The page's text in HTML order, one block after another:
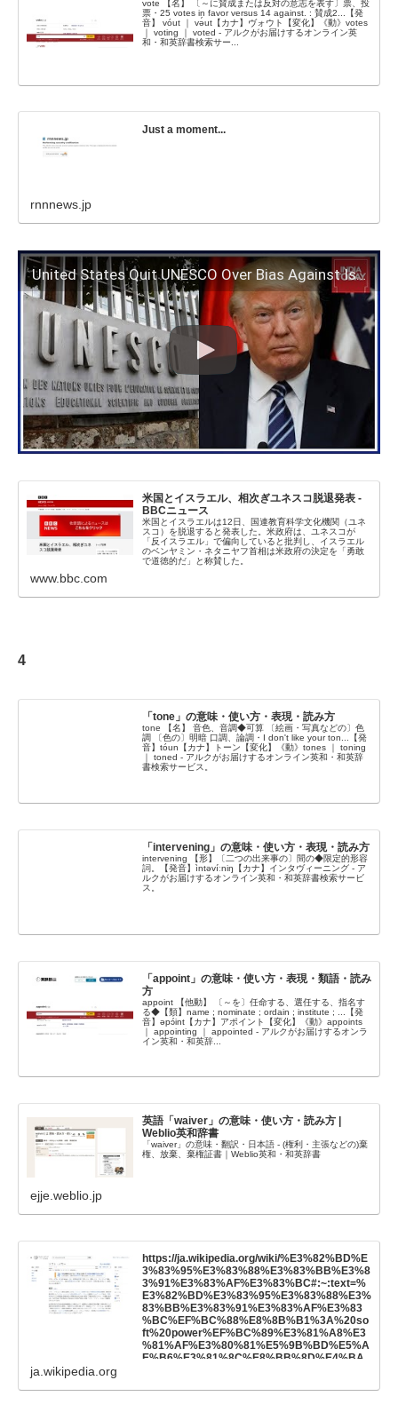
vote 【名】 〔～に賛成または反対の意志を表す〕票、投
票・25 votes in favor versus 14 against. : 賛成2...【発
音】 vóut ｜ və́ut【カナ】ヴォウト【変化】《動》votes
｜ voting ｜ voted - アルクがお届けするオンライン英
和・和英辞書検索サー...
Just a moment...
rnnnews.jp
United States Quit UNESCO Over Bias Against Israel
米国とイスラエル、相次ぎユネスコ脱退発表 -
BBCニュース
米国とイスラエルは12日、国連教育科学文化機関（ユネ
スコ）を脱退すると発表した。米政府は、ユネスコが
「反イスラエル」で偏向していると批判し、イスラエル
のベンヤミン・ネタニヤフ首相は米政府の決定を「勇敢
で道徳的だ」と称賛した。
www.bbc.com
4
「tone」の意味・使い方・表現・読み方
tone 【名】 音色、音調◆可算 〔絵画・写真などの〕色
調 〔色の〕明暗 口調、論調・I don't like your ton...【発
音】tóun【カナ】トーン【変化】《動》tones ｜ toning
｜ toned - アルクがお届けするオンライン英和・和英辞
書検索サービス。
「intervening」の意味・使い方・表現・読み方
intervening 【形】〔二つの出来事の〕間の◆限定的形容
詞。【発音】ìntəvíːniŋ【カナ】インタヴィーニング - ア
ルクがお届けするオンライン英和・和英辞書検索サービ
ス。
「appoint」の意味・使い方・表現・類語・読み
方
appoint 【他動】 〔～を〕任命する、選任する、指名す
る◆【類】name ; nominate ; ordain ; institute ; ...【発
音】əpɔ́int【カナ】アポイント【変化】《動》appoints
｜ appointing ｜ appointed - アルクがお届けするオンラ
イン英和・和英辞...
英語「waiver」の意味・使い方・読み方 |
Weblio英和辞書
「waiver」の意味・翻訳・日本語 - (権利・主張などの)棄
権、放棄、棄権証書｜Weblio英和・和英辞書
ejje.weblio.jp
https://ja.wikipedia.org/wiki/%E3%82%BD%E
3%83%95%E3%83%88%E3%83%BB%E3%8
3%91%E3%83%AF%E3%83%BC#:~:text=%
E3%82%BD%E3%83%95%E3%83%88%E3%
83%BB%E3%83%91%E3%83%AF%E3%83
%BC%EF%BC%88%E8%8B%B1%3A%20so
ft%20power%EF%BC%89%E3%81%A8%E3
%81%AF%E3%80%81%E5%9B%BD%E5%A
E%B6%E3%81%8C%E8%BB%8D%E4%BA
ja.wikipedia.org